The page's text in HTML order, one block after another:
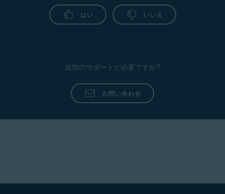
はい いいえ
追加のサポートが必要ですか?
お問い合わせ